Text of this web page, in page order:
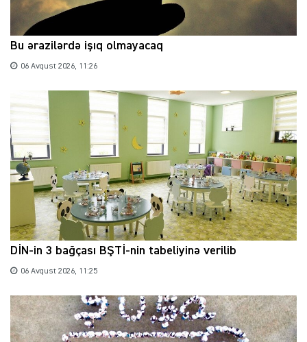
Bu ərazilərdə işıq olmayacaq
06 Avqust 2026, 11:26
DİN-in 3 bağçası BŞTİ-nin tabeliyinə verilib
06 Avqust 2026, 11:25